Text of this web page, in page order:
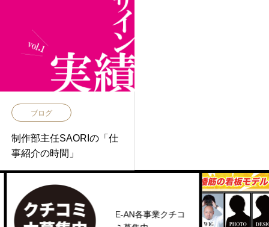
ブログ
制作部主任SAORIの「仕
事紹介の時間」
E-AN各事業クチコ